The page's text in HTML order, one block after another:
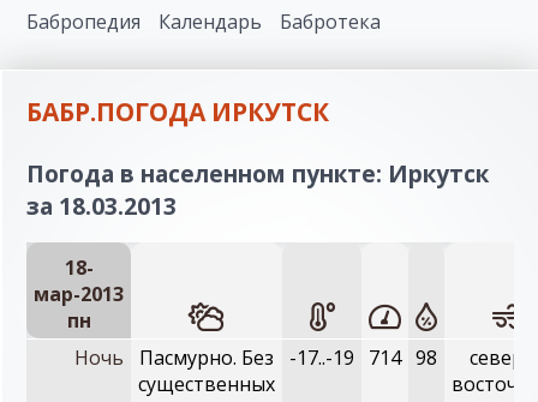
Бабропедия
Календарь Бабротека
БАБР.ПОГОДА ИРКУТСК
Погода в населенном пункте: Иркутск
за 18.03.2013
18-
мар-2013
пн
Ночь
Пасмурно. Без
существенных
-17..-19 714 98